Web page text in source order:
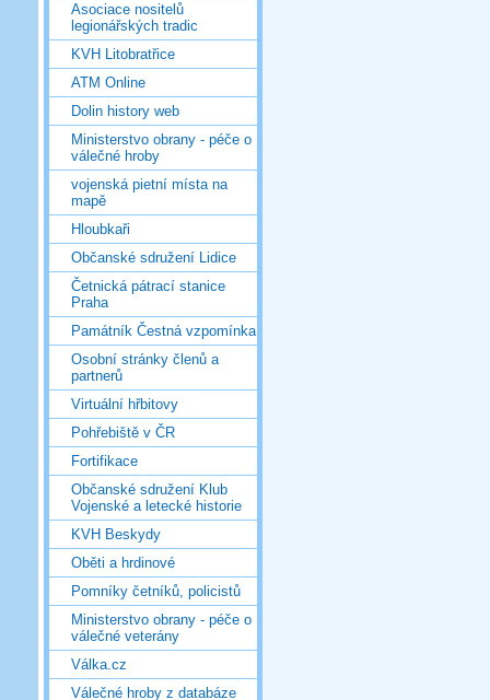
Asociace nositelů
legionářských tradic
KVH Litobratřice
ATM Online
Dolin history web
Ministerstvo obrany - péče o
válečné hroby
vojenská pietní místa na
mapě
Hloubkaři
Občanské sdružení Lidice
Četnická pátrací stanice
Praha
Památník Čestná vzpomínka
Osobní stránky členů a
partnerů
Virtuální hřbitovy
Pohřebiště v ČR
Fortifikace
Občanské sdružení Klub
Vojenské a letecké historie
KVH Beskydy
Oběti a hrdinové
Pomníky četníků, policistů
Ministerstvo obrany - péče o
válečné veterány
Válka.cz
Válečné hroby z databáze